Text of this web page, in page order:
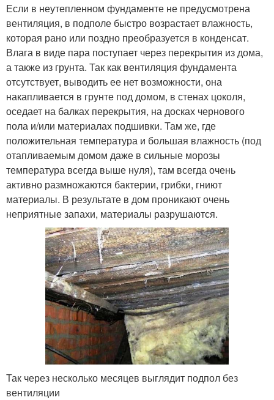
Если в неутепленном фундаменте не предусмотрена
вентиляция, в подполе быстро возрастает влажность,
которая рано или поздно преобразуется в конденсат.
Влага в виде пара поступает через перекрытия из дома,
а также из грунта. Так как вентиляция фундамента
отсутствует, выводить ее нет возможности, она
накапливается в грунте под домом, в стенах цоколя,
оседает на балках перекрытия, на досках чернового
пола и/или материалах подшивки. Там же, где
положительная температура и большая влажность (под
отапливаемым домом даже в сильные морозы
температура всегда выше нуля), там всегда очень
активно размножаются бактерии, грибки, гниют
материалы. В результате в дом проникают очень
неприятные запахи, материалы разрушаются.
Так через несколько месяцев выглядит подпол без
вентиляции